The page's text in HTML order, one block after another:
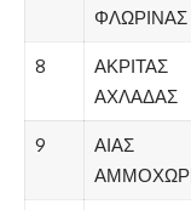
ΦΛΩΡΙΝΑΣ
8
ΑΚΡΙΤΑΣ
ΑΧΛΑΔΑΣ
9
ΑΙΑΣ